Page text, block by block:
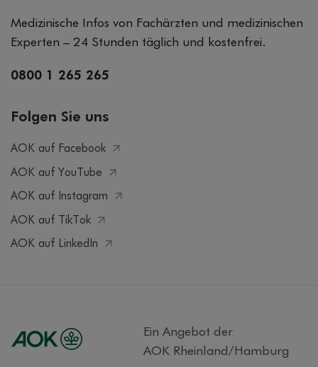
Medizinische Infos von Fachärzten und medizinischen
Experten – 24 Stunden täglich und kostenfrei.
0800 1 265 265
Folgen Sie uns
AOK auf Facebook
AOK auf YouTube
AOK auf Instagram
AOK auf TikTok
AOK auf LinkedIn
Ein Angebot der
AOK Rheinland/Hamburg